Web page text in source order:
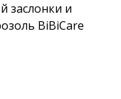
заслонки и
BiBiCare